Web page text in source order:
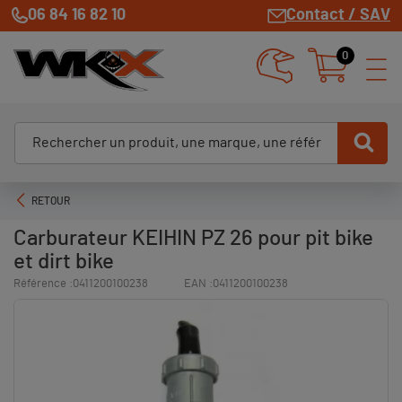
06 84 16 82 10 Contact / SAV
0
RETOUR
Carburateur KEIHIN PZ 26 pour pit bike
et dirt bike
Référence :0411200100238 EAN :0411200100238